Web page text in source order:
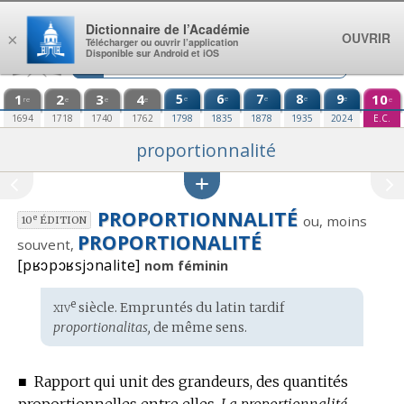
Aller au contenu
1 re
1694
2e
1718
3e
1740
4e
1762
5e
1798
6e
1835
7e
1878
8e
1935
9e
2024
10e
E.C.
proportionnalité
10eÉDITION PROPORTIONNALITÉ ou, moins
souvent, PROPORTIONALITÉ
[pʁɔpɔʁsjɔnalite] nom féminin
Étymologie
:
xivesiècle. Empruntés du latin tardif
proportionalitas, de même sens.
■ Rapport qui unit des grandeurs, des quantités
×
Dictionnaire de l’Académie
Télécharger ou ouvrir l’application
Disponible sur Android et iOS
OUVRIR